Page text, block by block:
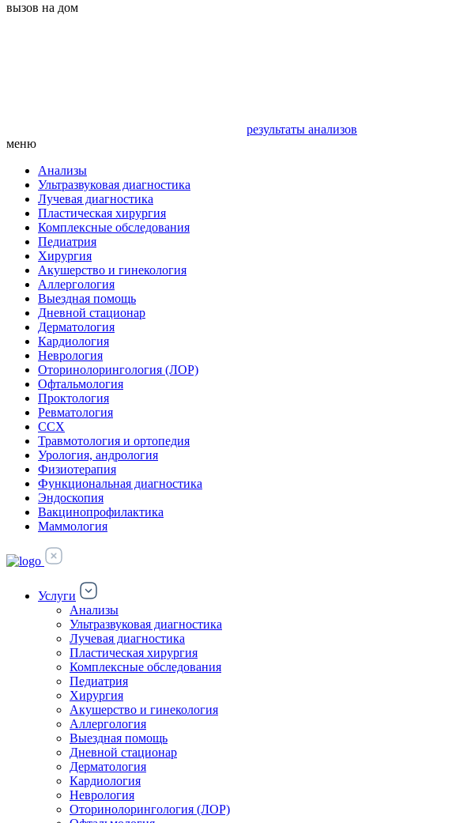
вызов на дом
результаты анализов
меню
Анализы
Ультразвуковая диагностика
Лучевая диагностика
Пластическая хирургия
Комплексные обследования
Педиатрия
Хирургия
Акушерство и гинекология
Аллергология
Выездная помощь
Дневной стационар
Дерматология
Кардиология
Неврология
Оторинолорингология (ЛОР)
Офтальмология
Проктология
Ревматология
ССХ
Травмотология и ортопедия
Урология, андрология
Физиотерапия
Функциональная диагностика
Эндоскопия
Вакцинопрофилактика
Маммология
Услуги
Анализы
Ультразвуковая диагностика
Лучевая диагностика
Пластическая хирургия
Комплексные обследования
Педиатрия
Хирургия
Акушерство и гинекология
Аллергология
Выездная помощь
Дневной стационар
Дерматология
Кардиология
Неврология
Оторинолорингология (ЛОР)